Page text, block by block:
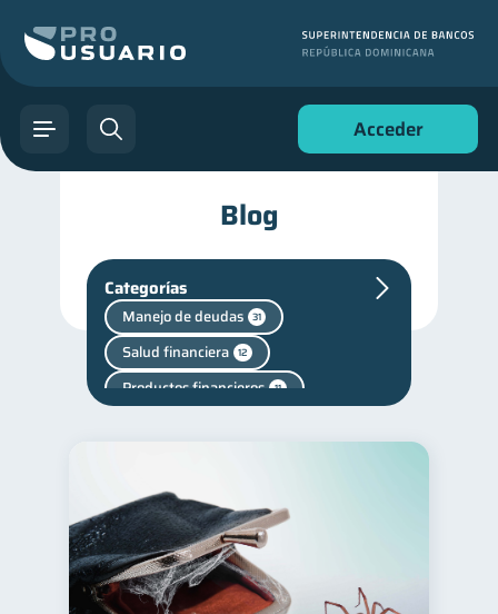
Acceder
Blog
Categorías
Manejo de deudas 31
Salud financiera 12
Productos financieros 11
Finanzas personales
Educación financiera 31
Finanzas para jóvenes
Control de deudas 30